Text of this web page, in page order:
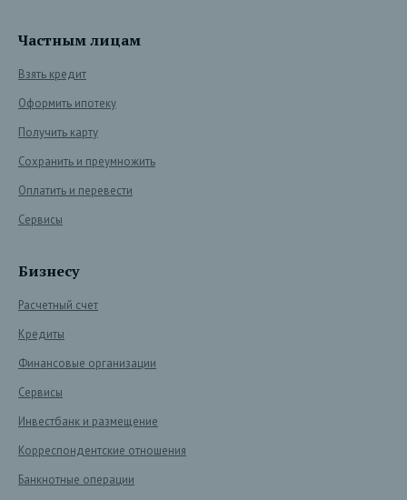
Частным лицам
Взять кредит
Оформить ипотеку
Получить карту
Сохранить и преумножить
Оплатить и перевести
Сервисы
Бизнесу
Расчетный счет
Кредиты
Финансовые организации
Сервисы
Инвестбанк и размещение
Корреспондентские отношения
Банкнотные операции